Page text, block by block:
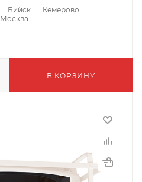
Бийск
Кемерово
Москва
В КОРЗИНУ